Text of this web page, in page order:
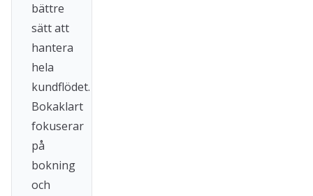
bättre
sätt att
hantera
hela
kundflödet.
Bokaklart
fokuserar
på
bokning
och